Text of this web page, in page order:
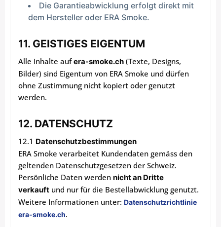
Die Garantieabwicklung erfolgt direkt mit
dem Hersteller oder ERA Smoke.
11. GEISTIGES EIGENTUM
Alle Inhalte aufera-smoke.ch (Texte, Designs,
Bilder) sind Eigentum von ERA Smoke und dürfen
ohne Zustimmung nicht kopiert oder genutzt
werden.
12. DATENSCHUTZ
12.1 Datenschutzbestimmungen
ERA Smoke verarbeitet Kundendaten gemäss den
geltenden Datenschutzgesetzen der Schweiz.
Persönliche Daten werden nicht an Dritte
verkauft und nur für die Bestellabwicklung genutzt.
Weitere Informationen unter: Datenschutzrichtlinie
era-smoke.ch.